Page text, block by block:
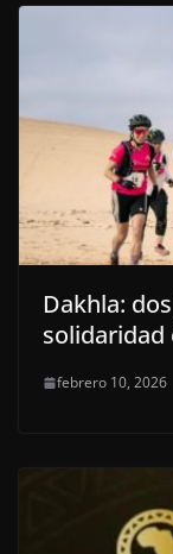
Dakhla:
solidaridad
febrero 10, 2026